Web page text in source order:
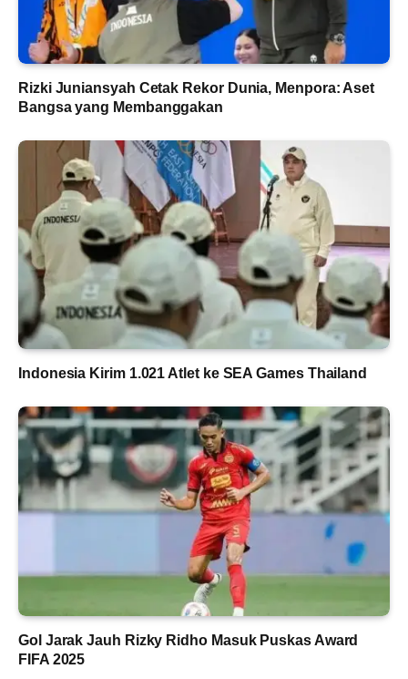
Rizki Juniansyah Cetak Rekor Dunia, Menpora: Aset
Bangsa yang Membanggakan
Indonesia Kirim 1.021 Atlet ke SEA Games Thailand
Gol Jarak Jauh Rizky Ridho Masuk Puskas Award
FIFA 2025